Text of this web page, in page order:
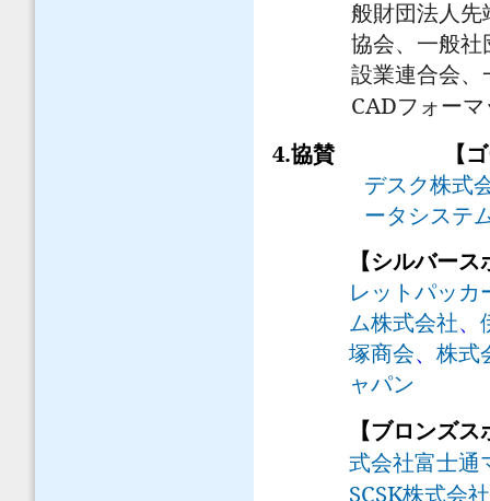
般財団法人
協会、一般社
設業連合会、
CADフォー
4.協賛
【
デスク株式
ータシステ
【シルバー
レットパッカ
ム株式会社、
塚商会、 株式
ャパン
【ブロンズ
式会社富士通
SCSK株式会社